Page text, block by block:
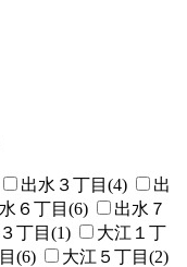
出水３丁目(4)
出
６丁目(6)
出水７
丁目(1)
大江１丁
(6)
大江５丁目(2)